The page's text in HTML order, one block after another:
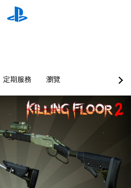
定期服務 瀏覽